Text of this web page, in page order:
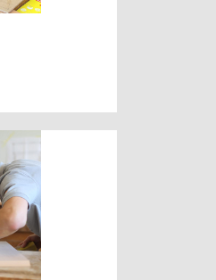
überspringen